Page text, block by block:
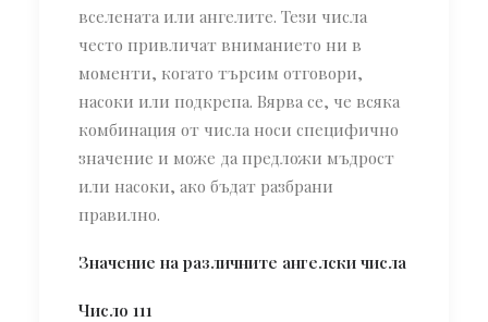
вселената или ангелите. Тези числа
често привличат вниманието ни в
моменти, когато търсим отговори,
насоки или подкрепа. Вярва се, че всяка
комбинация от числа носи специфично
значение и може да предложи мъдрост
или насоки, ако бъдат разбрани
правилно.
Значение на различните ангелски числа
Число 111